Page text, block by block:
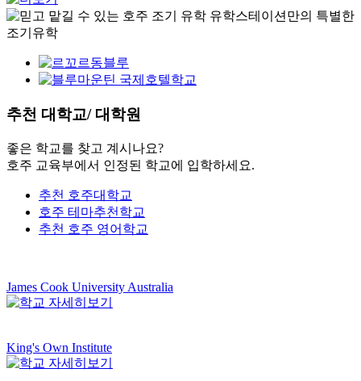
추천 대학교/ 대학원
좋은 학교를 찾고 계시나요?
호주 교육부에서 인정된 학교에 입학하세요.
추천 호주대학교
호주 테마추천학교
추천 호주 영어학교
James Cook University Australia
King's Own Institute